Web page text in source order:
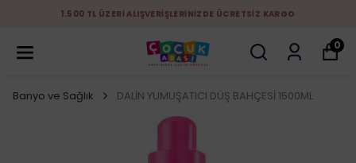
1.500 TL ÜZERİ ALIŞVERİŞLERİNİZDE ÜCRETSİZ KARGO
0
Banyo ve Sağlık DALİN YUMUŞATICI DÜŞ BAHÇESİ 1500ML